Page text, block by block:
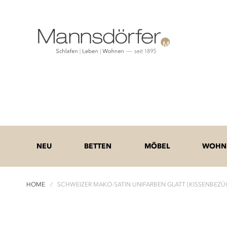
NEU BETTEN MÖBEL
HOME SCHWEIZER MAKO-SATIN UNIFARBEN GLATT